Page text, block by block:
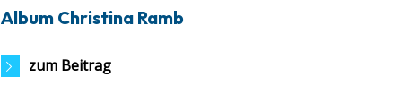
Album Christina Ramb
zum Beitrag